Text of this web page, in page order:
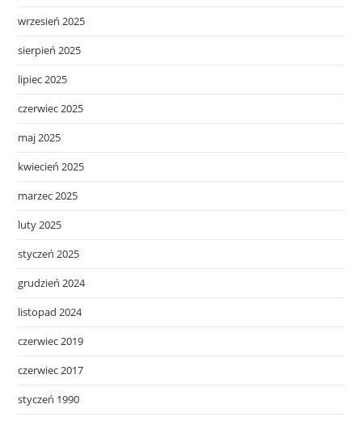
wrzesień 2025
sierpień 2025
lipiec 2025
czerwiec 2025
maj 2025
kwiecień 2025
marzec 2025
luty 2025
styczeń 2025
grudzień 2024
listopad 2024
czerwiec 2019
czerwiec 2017
styczeń 1990